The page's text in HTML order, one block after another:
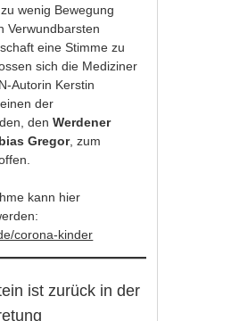
wenig Bewegung
Verwundbarsten
eine Stimme zu
sich die Mediziner
Autorin Kerstin
der
denWerdener
Gregor, zum
kann hier
corona-kinder
ist zurück in der